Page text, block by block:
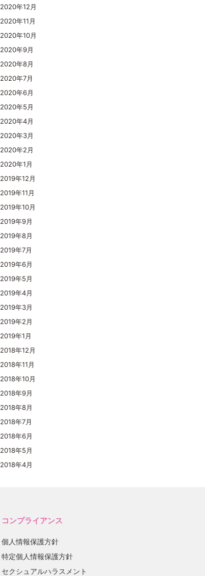
2020年12月
2020年11月
2020年10月
2020年9月
2020年8月
2020年7月
2020年6月
2020年5月
2020年4月
2020年3月
2020年2月
2020年1月
2019年12月
2019年11月
2019年10月
2019年9月
2019年8月
2019年7月
2019年6月
2019年5月
2019年4月
2019年3月
2019年2月
2019年1月
2018年12月
2018年11月
2018年10月
2018年9月
2018年8月
2018年7月
2018年6月
2018年5月
2018年4月
コンプライアンス
個人情報保護方針
特定個人情報保護方針
セクシュアルハラスメント